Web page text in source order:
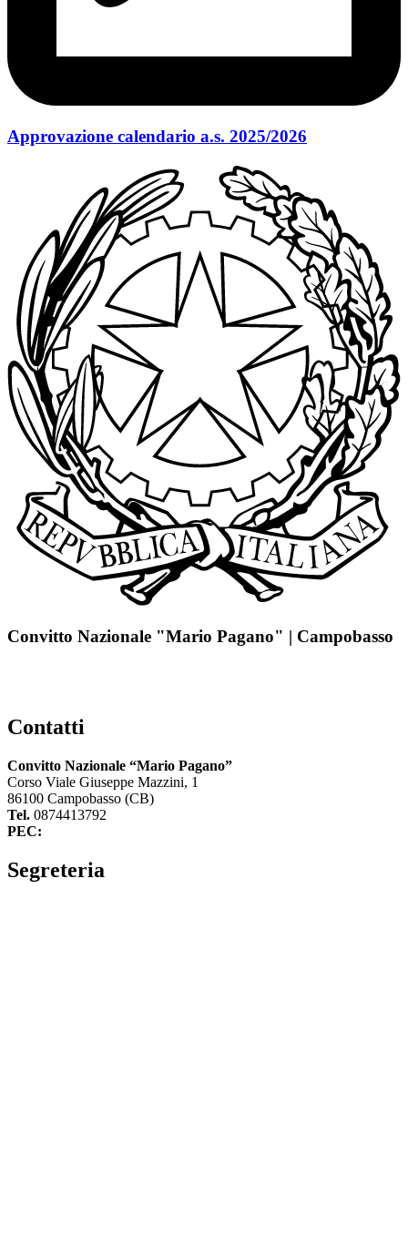
Approvazione calendario a.s. 2025/2026
Convitto Nazionale "Mario Pagano" | Campobasso
Contatti
Convitto Nazionale “Mario Pagano”
Corso Viale Giuseppe Mazzini, 1
86100 Campobasso (CB)
Tel. 0874413792
PEC:
Segreteria